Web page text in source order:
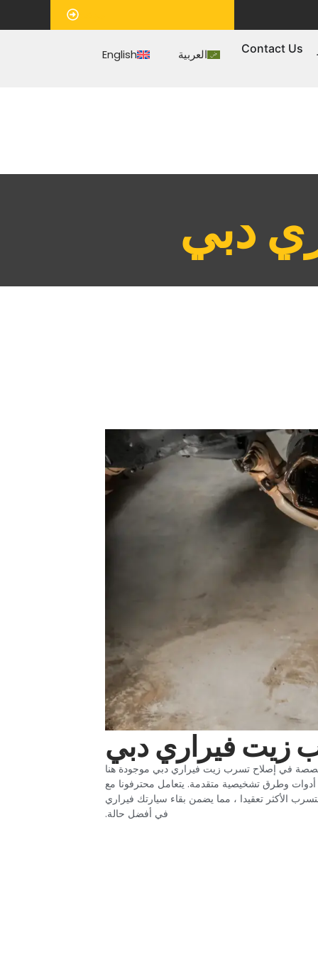
‏موعد‏
Contact Us العربية English
دبي‏
زيت فيراري دبي‏
في إصلاح تسرب زيت فيراري دبي موجودة هنا
وطرق تشخيصية متقدمة. يتعامل محترفونا مع
الأكثر تعقيدا ، مما يضمن بقاء سيارتك فيراري
في أفضل حالة.‏